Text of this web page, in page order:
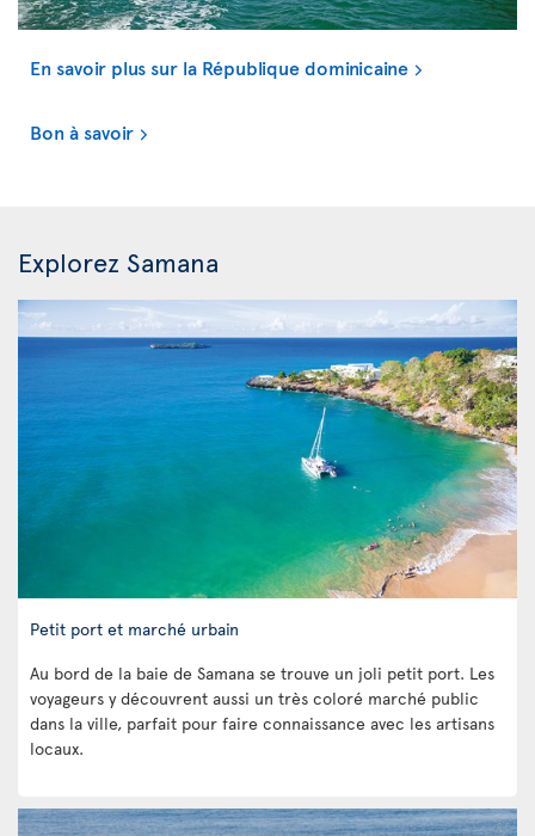
En savoir plus sur la République dominicaine
Bon à savoir
Explorez Samana
Petit port et marché urbain
Au bord de la baie de Samana se trouve un joli petit port. Les
voyageurs y découvrent aussi un très coloré marché public
dans la ville, parfait pour faire connaissance avec les artisans
locaux.